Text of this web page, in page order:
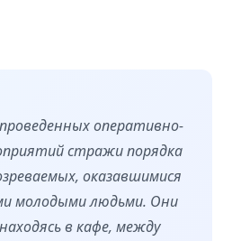
оперативно-
стражи порядка
оказавшимися
молодыми людьми. Они
в кафе, между